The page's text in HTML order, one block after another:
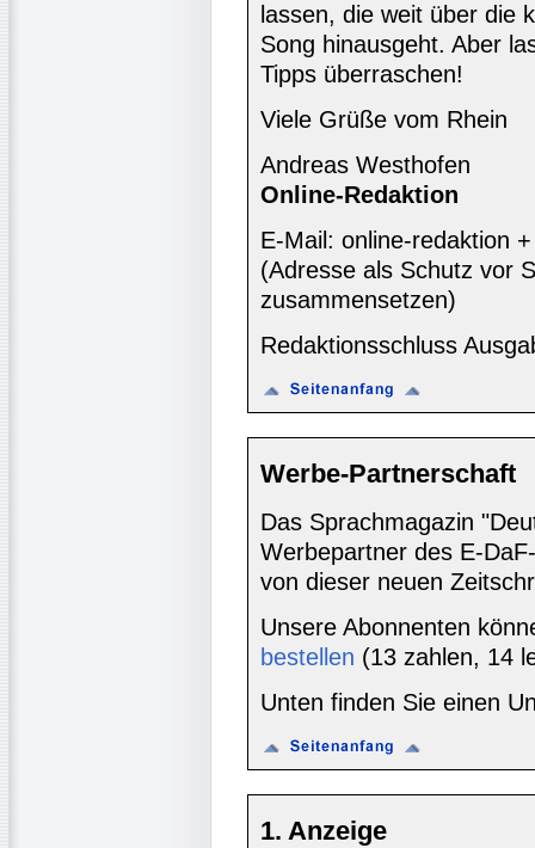
lassen, die weit über die
Song hinausgeht. Aber
Tipps überraschen!
Viele Grüße vom Rhein
Andreas Westhofen
Online-Redaktion
E-Mail: online-redaktion
(Adresse als Schutz vor
zusammensetzen)
Redaktionsschluss
Werbe-Partnerschaft
Das Sprachmagazin
Werbepartner des E-
von dieser neuen
Unsere Abonnenten
bestellen (13 zahlen, 14
Unten finden Sie einen
1. Anzeige